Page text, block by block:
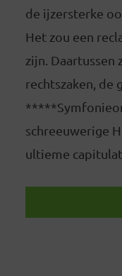
de ijzersterke
Het zou een
zijn.
rechtszaken, de
schreeuwerige
ultieme